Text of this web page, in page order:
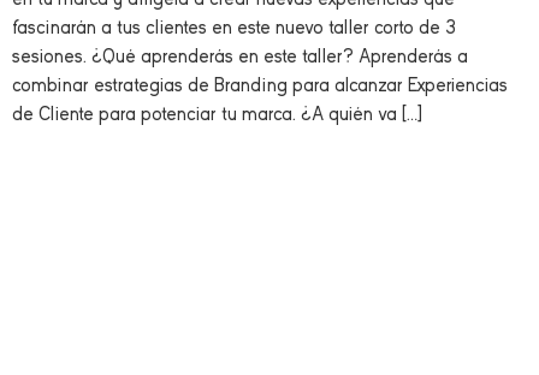
fascinarán a tus clientes en este nuevo taller corto de 3
sesiones. ¿Qué aprenderás en este taller? Aprenderás a
combinar estrategias de Branding para alcanzar Experiencias
de Cliente para potenciar tu marca. ¿A quién va […]